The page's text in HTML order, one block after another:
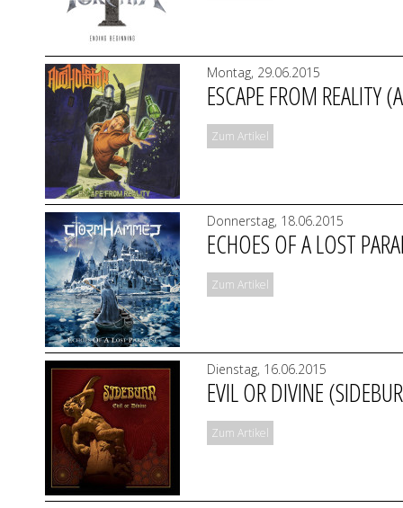
Montag, 29.06.2015
ESCAPE FROM REALITY
Zum Artikel
Donnerstag, 18.06.2015
ECHOES OF A LOST
Zum Artikel
Dienstag, 16.06.2015
EVIL OR DIVINE
Zum Artikel